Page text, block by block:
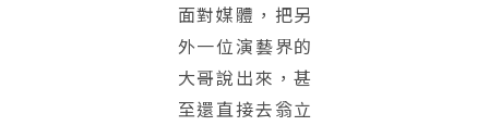
面對媒體，把另
外一位演藝界的
大哥說出來，甚
至還直接去翁立